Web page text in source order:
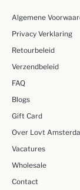
Algemene
Privacy Verklaring
Retourbeleid
Verzendbeleid
FAQ
Blogs
Gift Card
Over Lovt
Vacatures
Wholesale
Contact